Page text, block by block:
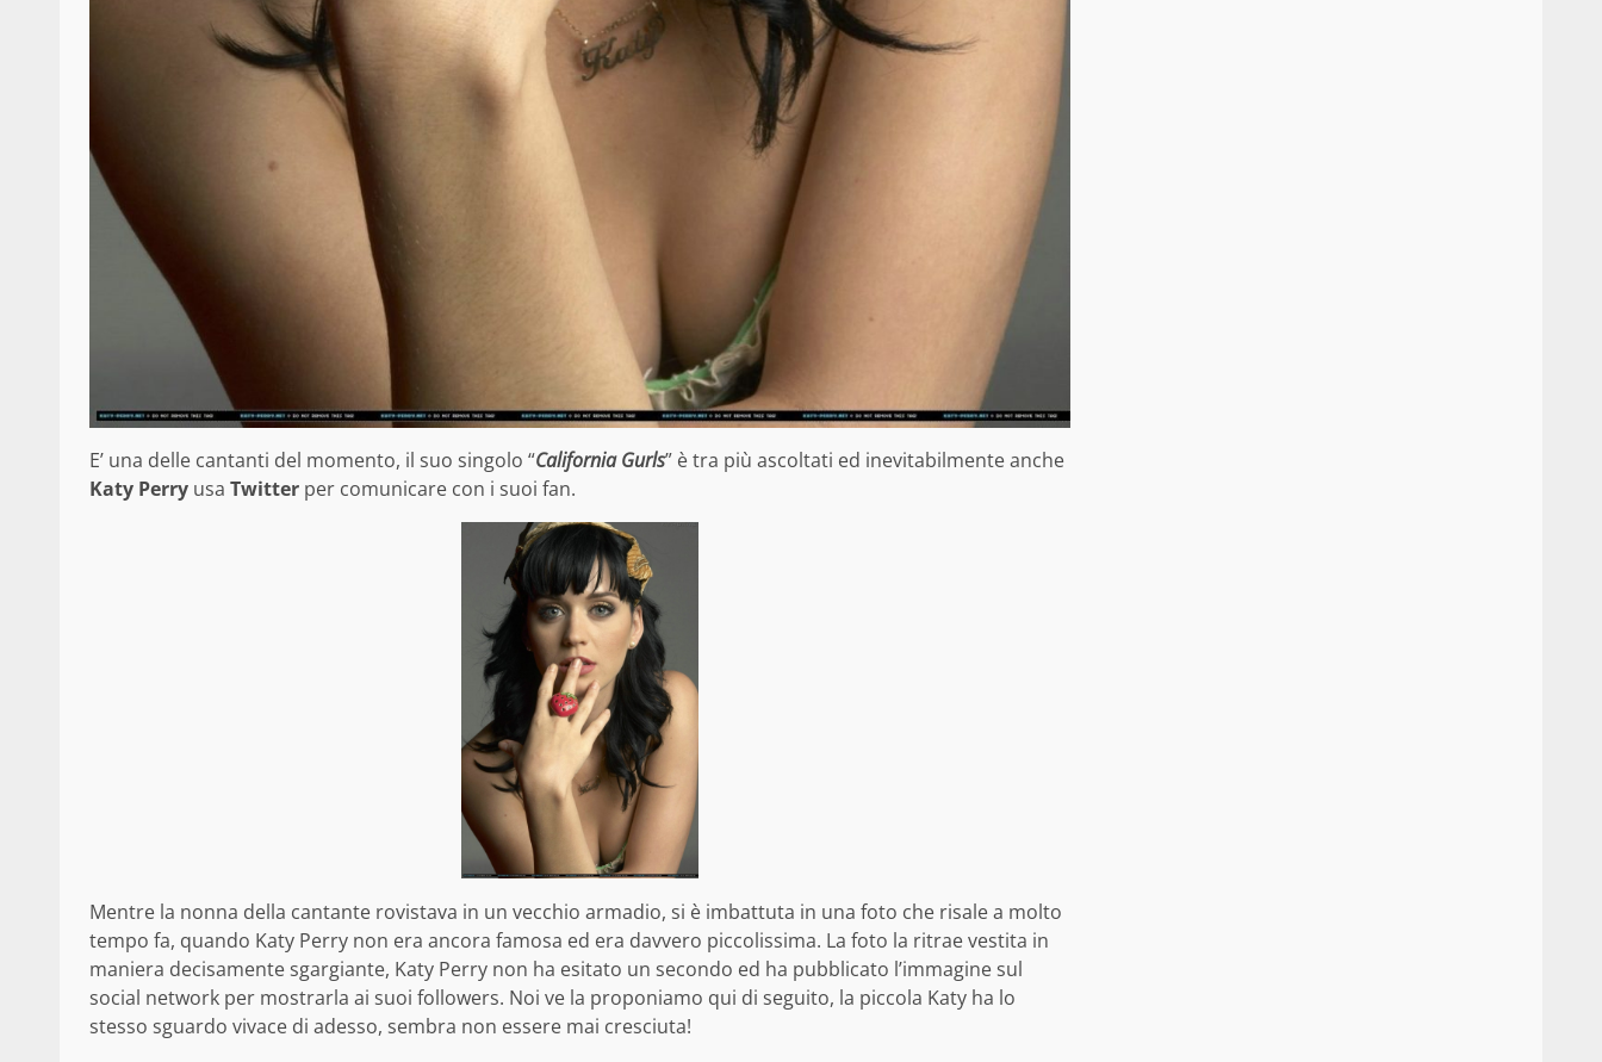
E’ una delle cantanti del momento, il suo singolo “California Gurls” è tra più ascoltati ed inevitabilmente anche
Katy Perry usa Twitter per comunicare con i suoi fan.
Mentre la nonna della cantante rovistava in un vecchio armadio, si è imbattuta in una foto che risale a molto
tempo fa, quando Katy Perry non era ancora famosa ed era davvero piccolissima. La foto la ritrae vestita in
maniera decisamente sgargiante, Katy Perry non ha esitato un secondo ed ha pubblicato l’immagine sul
social network per mostrarla ai suoi followers. Noi ve la proponiamo qui di seguito, la piccola Katy ha lo
stesso sguardo vivace di adesso, sembra non essere mai cresciuta!